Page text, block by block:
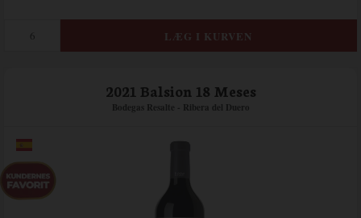
2021 Balsion 18 Meses
Bodegas Resalte - Ribera del Duero